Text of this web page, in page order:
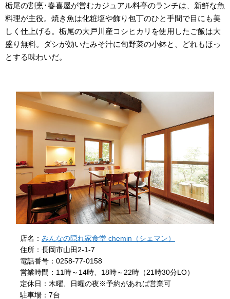
栃尾の割烹･春喜屋が営むカジュアル料亭のランチは、新鮮な魚
料理が主役。焼き魚は化粧塩や飾り包丁のひと手間で目にも美
しく仕上げる。栃尾の大戸川産コシヒカリを使用したご飯は大
盛り無料。ダシが効いたみそ汁に旬野菜の小鉢と、どれもほっ
とする味わいだ。
店名： みんなの隠れ家食堂 chemin（シェマン）
住所：長岡市山田2-1-7
電話番号：0258-77-0158
営業時間：11時～14時、18時～22時（21時30分LO）
定休日：木曜、日曜の夜※予約があれば営業可
駐車場：7台